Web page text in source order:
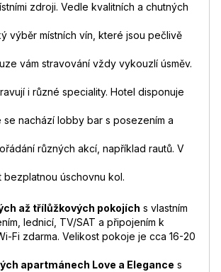
zdroji. Vedle kvalitních a chutných
výběr místních vín, které jsou pečlivě
vám stravování vždy vykouzlí úsměv.
i různé speciality. Hotel disponuje
se nachází lobby bar s posezením a
různých akcí, například rautů. V
bezplatnou úschovnu kol.
až třílůžkových pokojích s vlastním
lednicí, TV/SAT a připojením k
Fi zdarma. Velikost pokoje je cca 16-20
apartmánech Love a Elegance s